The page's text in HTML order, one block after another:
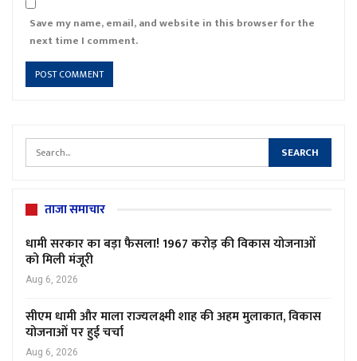
Save my name, email, and website in this browser for the
next time I comment.
ताजा समाचार
धामी सरकार का बड़ा फैसला! 1967 करोड़ की विकास योजनाओं
को मिली मंजूरी
Aug 6, 2026
सीएम धामी और माला राज्यलक्ष्मी शाह की अहम मुलाकात, विकास
योजनाओं पर हुई चर्चा
Aug 6, 2026